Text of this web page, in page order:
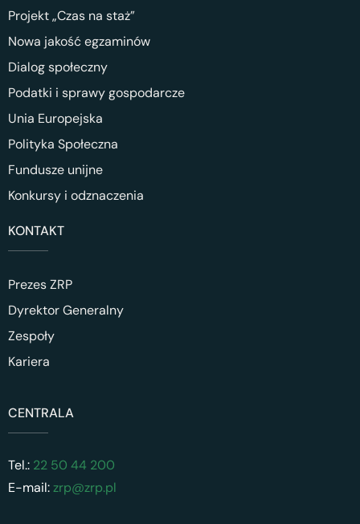
Projekt „Czas na staż”
Nowa jakość egzaminów
Dialog społeczny
Podatki i sprawy gospodarcze
Unia Europejska
Polityka Społeczna
Fundusze unijne
Konkursy i odznaczenia
KONTAKT
Prezes ZRP
Dyrektor Generalny
Zespoły
Kariera
CENTRALA
Tel.: 22 50 44 200
E-mail:zrp@zrp.pl